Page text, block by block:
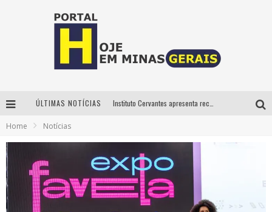
ÚLTIMAS NOTÍCIAS
Home Notícias